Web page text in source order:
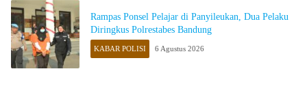
Rampas Ponsel Pelajar di Panyileukan, Dua Pelaku
Diringkus Polrestabes Bandung
KABAR POLISI 6 Agustus 2026